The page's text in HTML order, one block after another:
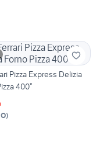
Pizza Express Delizia
400°
)